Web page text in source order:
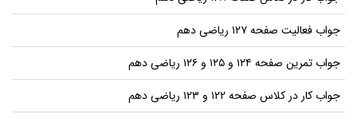
جواب فعالیت صفحه ۱۲۷ ریاضی دهم
جواب تمرین صفحه ۱۲۴ و ۱۲۵ و ۱۲۶ ریاضی دهم
جواب کار در کلاس صفحه ۱۲۲ و ۱۲۳ ریاضی دهم